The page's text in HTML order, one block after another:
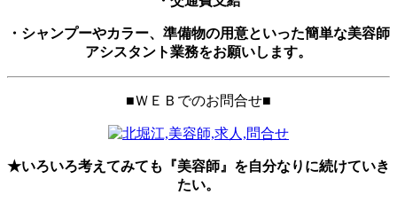
・シャンプーやカラー、準備物の用意といった簡単な美容師
アシスタント業務をお願いします。
■ＷＥＢでのお問合せ■
★いろいろ考えてみても『美容師』を自分なりに続けていき
たい。